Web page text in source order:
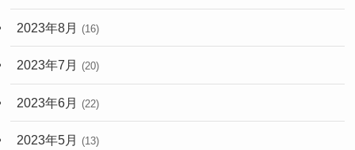
2023年8月 (16)
2023年7月 (20)
2023年6月 (22)
2023年5月 (13)